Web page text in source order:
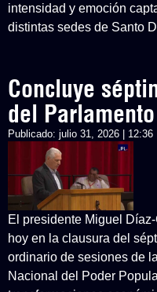
intensidad y emoción
distintas sedes de Santo
Concluye
del
Publicado: julio 31, 2026 | 12:36
El presidente Miguel
hoy en la clausura del
ordinario de sesiones de
Nacional del Poder